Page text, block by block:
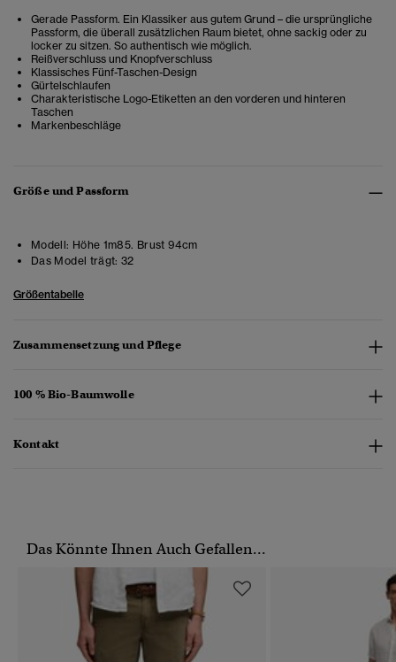
Gerade Passform. Ein Klassiker aus gutem Grund – die ursprüngliche
Passform, die überall zusätzlichen Raum bietet, ohne sackig oder zu
locker zu sitzen. So authentisch wie möglich.
Reißverschluss und Knopfverschluss
Klassisches Fünf-Taschen-Design
Gürtelschlaufen
Charakteristische Logo-Etiketten an den vorderen und hinteren
Taschen
Markenbeschläge
Größe und Passform
Modell: Höhe 1m85. Brust 94cm
Das Model trägt: 32
Größentabelle
Zusammensetzung und Pflege
100 % Bio-Baumwolle
Kontakt
Das Könnte Ihnen Auch Gefallen...